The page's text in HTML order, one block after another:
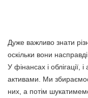
Дуже важливо знати
оскільки вони
У фінансах і облігації,
активами. Ми
них, а потім